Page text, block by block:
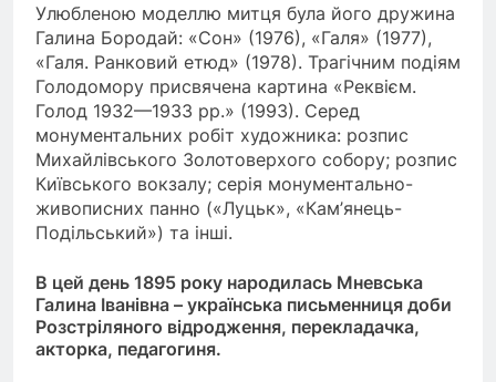
Улюбленою моделлю митця була його дружина
Галина Бородай: «Сон» (1976), «Галя» (1977),
«Галя. Ранковий етюд» (1978). Трагічним подіям
Голодомору присвячена картина «Реквієм.
Голод 1932—1933 рр.» (1993). Серед
монументальних робіт художника: розпис
Михайлівського Золотоверхого собору; розпис
Київського вокзалу; серія монументально-
живописних панно («Луцьк», «Кам’янець-
Подільський») та інші.
В цей день 1895 року народилась Мневська
Галина Іванівна – українська письменниця доби
Розстріляного відродження, перекладачка,
акторка, педагогиня.